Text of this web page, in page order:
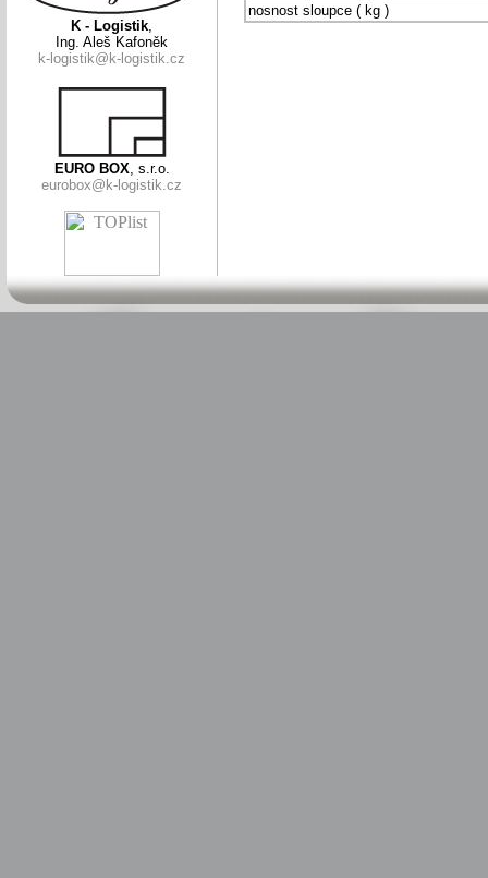
K - Logistik,
Ing. Aleš Kafoněk
k-logistik@k-logistik.cz
EURO BOX, s.r.o.
eurobox@k-logistik.cz
nosnost sloupce ( kg )